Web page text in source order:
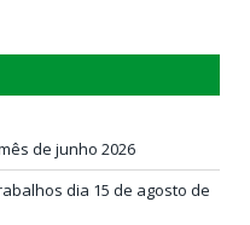
de junho 2026
dia 15 de agosto de